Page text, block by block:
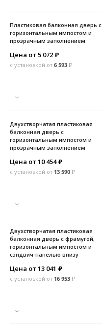
Пластиковая балконная дверь с
горизонтальным импостом и
прозрачным заполнением
Цена от 5 072 ₽
с установкой от 6 593 ₽
Двухстворчатая пластиковая
балконная дверь с
горизонтальным импостом и
прозрачным заполнением
Цена от 10 454 ₽
с установкой от 13 590 ₽
Двухстворчатая пластиковая
балконная дверь с фрамугой,
горизонтальным импостом и
сэндвич-панелью внизу
Цена от 13 041 ₽
с установкой от 16 953 ₽